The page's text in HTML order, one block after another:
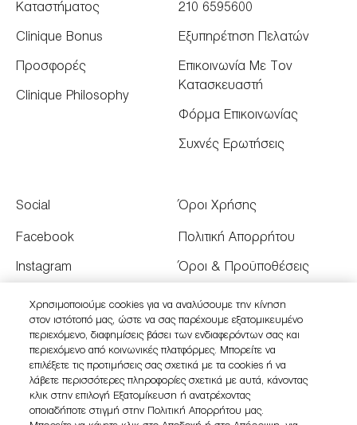
Καταστήματος
Clinique Bonus
Προσφορές
Clinique Philosophy
210 6595600
Εξυπηρέτηση Πελατών
Επικοινωνία Με Τον
Κατασκευαστή
Φόρμα Επικοινωνίας
Συχνές Ερωτήσεις
Social
Facebook
Instagram
Twitter
Όροι Χρήσης
Πολιτική Απορρήτου
Όροι & Προϋποθέσεις
Διαχειριστείτε τα Cookies
του Ιστότοπου
Χρησιμοποιούμε cookies για να αναλύσουμε την κίνηση
στον ιστότοπό μας, ώστε να σας παρέχουμε εξατομικευμένο
περιεχόμενο, διαφημίσεις βάσει των ενδιαφερόντων σας και
περιεχόμενο από κοινωνικές πλατφόρμες. Μπορείτε να
επιλέξετε τις προτιμήσεις σας σχετικά με τα cookies ή να
λάβετε περισσότερες πληροφορίες σχετικά με αυτά, κάνοντας
κλικ στην επιλογή Εξατομίκευση ή ανατρέχοντας
οποιαδήποτε στιγμή στην Πολιτική Απορρήτου μας.